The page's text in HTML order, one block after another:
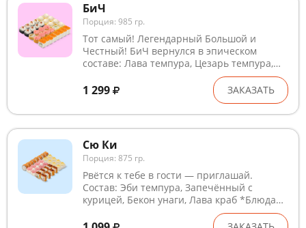
могут попадаться кости. Внешний вид
может незначительно отличаться от
изображения
БиЧ
Порция: 985 гр.
Тот самый! Легендарный Большой и
Честный! БиЧ вернулся в эпическом
составе: Лава темпура, Цезарь темпура,
Филадельфия лайт, Краб терияки *Блюда
готовятся на предприятии, где
используются глютен, лактоза, кунжут,
рыба, ракообразные и продукты их
незначительно отличаться от
изображения.
1 299 ЗАКАЗАТЬ
Сю Ки
Порция: 875 гр.
Рвётся к тебе в гости — приглашай.
Состав: Эби темпура, Запечённый с
курицей, Бекон унаги, Лава краб *Блюда
готовятся на предприятии, где
используются глютен, лактоза, кунжут,